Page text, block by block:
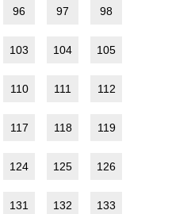
96 97 98
103 104 105
110 111 112
117 118 119
124 125 126
131 132 133